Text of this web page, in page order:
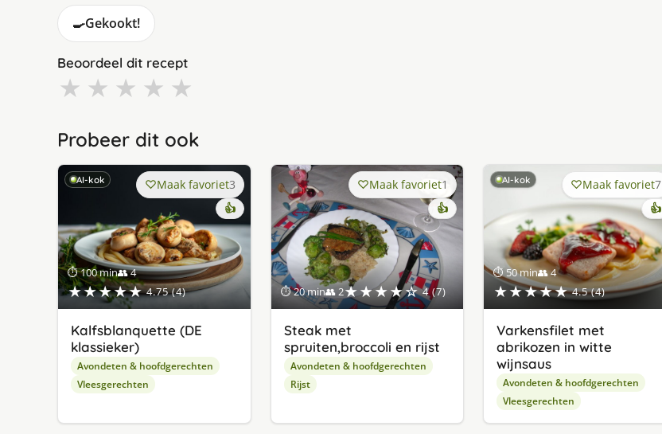
🍳Gekookt!
Beoordeel dit recept
★ ★ ★ ★ ★
Probeer dit ook
AI-kok
⏱ 100 min👥 4
★★★★★ 4.75 (4)
Maak favoriet3
👍
Kalfsblanquette (DE
klassieker)
Avondeten & hoofdgerechten
Vleesgerechten
⏱ 20 min👥 2★★★★☆ 4 (7)
Maak favoriet1
👍
Steak met
spruiten,broccoli en rijst
Avondeten & hoofdgerechten
Rijst
AI-kok
⏱ 50 min👥 4
★★★★★ 4.5 (4)
Maak favoriet7
👍
Varkensfilet met
abrikozen in witte
wijnsaus
Avondeten & hoofdgerechten
Vleesgerechten